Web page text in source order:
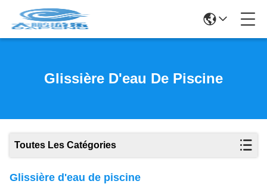
Glissière D'eau De Piscine
Toutes Les Catégories
Glissière d'eau de piscine